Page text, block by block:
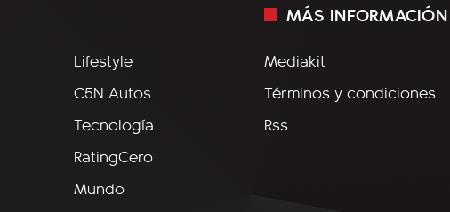
Lifestyle
C5N Autos
Tecnología
RatingCero
Mundo
MÁS INFORMACIÓN
Mediakit
Términos y condiciones
Rss